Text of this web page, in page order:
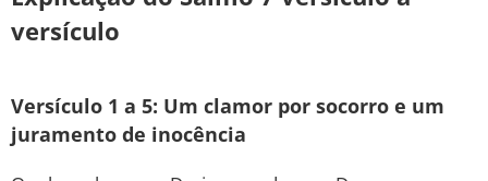
versículo
Versículo 1 a 5: Um clamor por socorro e um
juramento de inocência